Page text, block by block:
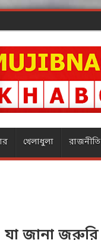
খেলাধুলা রাজনীতি
যা জানা জরুরি